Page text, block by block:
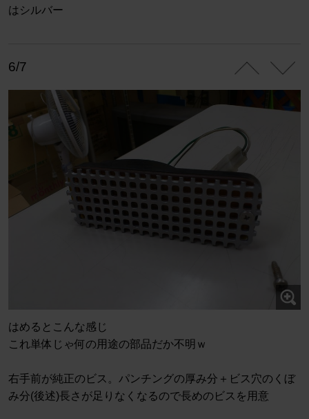
はシルバー
6/7
はめるとこんな感じ
これ単体じゃ何の用途の部品だか不明ｗ
右手前が純正のビス。パンチングの厚み分＋ビス穴のくぼ
み分(後述)長さが足りなくなるので長めのビスを用意